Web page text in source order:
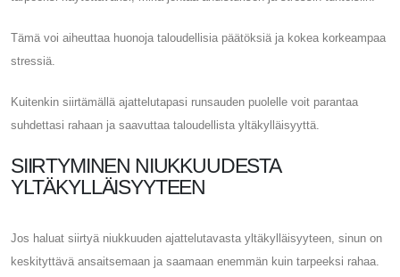
Tämä voi aiheuttaa huonoja taloudellisia päätöksiä ja kokea korkeampaa
stressiä.
Kuitenkin siirtämällä ajattelutapasi runsauden puolelle voit parantaa
suhdettasi rahaan ja saavuttaa taloudellista yltäkylläisyyttä.
SIIRTYMINEN NIUKKUUDESTA
YLTÄKYLLÄISYYTEEN
Jos haluat siirtyä niukkuuden ajattelutavasta yltäkylläisyyteen, sinun on
keskityttävä ansaitsemaan ja saamaan enemmän kuin tarpeeksi rahaa.